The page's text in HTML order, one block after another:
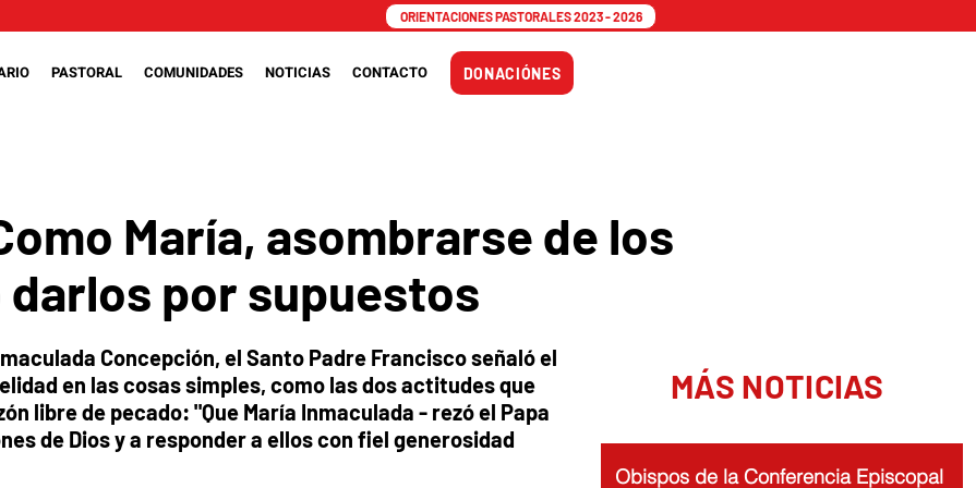
ORIENTACIONES PASTORALES 2023 - 2026
PASTORAL COMUNIDADES NOTICIAS CONTACTO DONACIÓNES
María, asombrarse de los
darlos por supuestos
Concepción, el Santo Padre Francisco señaló el
en las cosas simples, como las dos actitudes que
libre de pecado: "Que María Inmaculada - rezó el Papa
de Dios y a responder a ellos con fiel generosidad
MÁS NOTICIAS
Obispos de la Conferencia Episcopal